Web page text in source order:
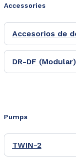
Accessories
Accesorios de
DR-DF (Modular)
Pumps
TWIN-2